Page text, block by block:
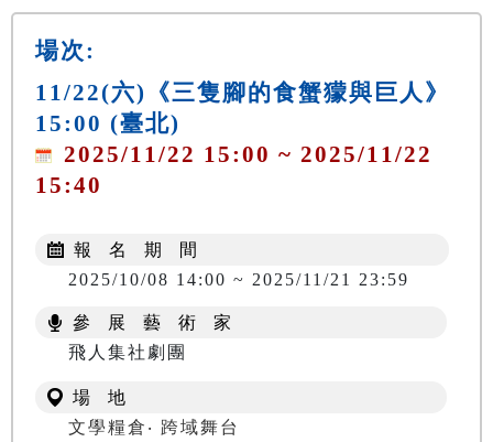
場次:
11/22(六)《三隻腳的食蟹獴與巨人》
15:00 (臺北)
2025/11/22 15:00 ~ 2025/11/22
15:40
報 名 期 間
2025/10/08 14:00 ~ 2025/11/21 23:59
參 展 藝 術 家
飛人集社劇團
場 地
文學糧倉‧ 跨域舞台